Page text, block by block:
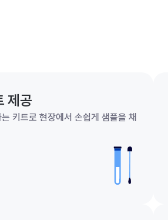
제공
키트로 현장에서 손쉽게 샘플을 채